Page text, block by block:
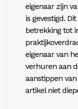
eigenaar zijn
is gevestigd.
betrekking tot
eigenaar van
verhuren aan
aanstippen
artikel niet